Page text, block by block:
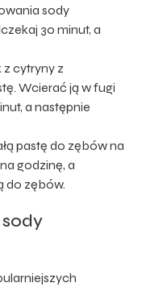
sody
30 minut, a
z cytryny z
Wcierać ją w fugi
a następnie
pastę do zębów na
godzinę, a
do zębów.